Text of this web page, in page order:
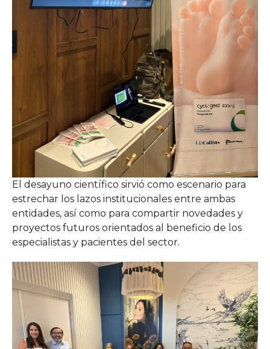
El desayuno científico sirvió como escenario para
estrechar los lazos institucionales entre ambas
entidades, así como para compartir novedades y
proyectos futuros orientados al beneficio de los
especialistas y pacientes del sector.